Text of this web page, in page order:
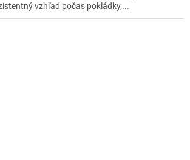
vzhľad počas pokládky,...